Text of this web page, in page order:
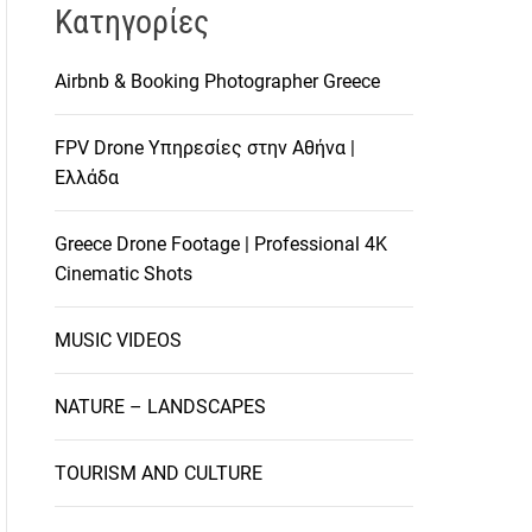
Kατηγορίες
Airbnb & Booking Photographer Greece
FPV Drone Υπηρεσίες στην Αθήνα |
Ελλάδα
Greece Drone Footage | Professional 4K
Cinematic Shots
MUSIC VIDEOS
NATURE – LANDSCAPES
TOURISM AND CULTURE